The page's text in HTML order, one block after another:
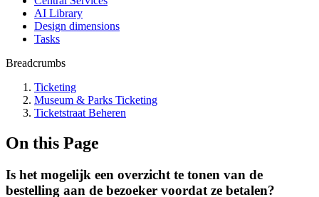
AI Library
Design dimensions
Tasks
Breadcrumbs
Ticketing
Museum & Parks Ticketing
Ticketstraat Beheren
On this Page
Is het mogelijk een overzicht te tonen van de
bestelling aan de bezoeker voordat ze betalen?